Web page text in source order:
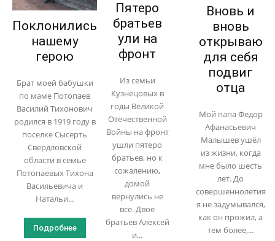
Поклонились
нашему
герою
Брат моей бабушки
по маме Потопаев
Василий Тихонович
родился в 1919 году в
поселке Сысерть
Свердловской
области в семье
Потопаевых Тихона
Васильевича и
Натальи...
Подробнее
Пятеро
братьев
ули на
фронт
Из семьи
Кузнецовых в
годы Великой
Отечественной
Войны на фронт
ушли пятеро
братьев, но к
сожалению,
домой
вернулись не
все. Двое
братьев Алексей
и...
Вновь и
вновь
открываю
для себя
подвиг
отца
Мой папа Федор
Афанасьевич
Малышев ушёл
из жизни, когда
мне было шесть
лет. До
совершеннолетия
я не задумывался,
как он прожил, а
тем более,...